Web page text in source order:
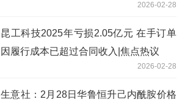
2026-02-28
昆工科技2025年亏损2.05亿元 在手订单
因履行成本已超过合同收入|焦点热议
2026-02-28
生意社：2月28日华鲁恒升己内酰胺价格